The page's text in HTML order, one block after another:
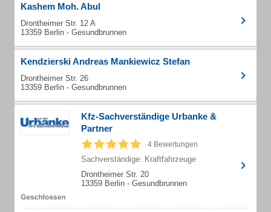
Kashem Moh. Abul
Drontheimer Str. 12 A
13359 Berlin - Gesundbrunnen
Kendzierski Andreas Mankiewicz Stefan
Drontheimer Str. 26
13359 Berlin - Gesundbrunnen
Kfz-Sachverständige Urbanke &
Partner
4 Bewertungen
Sachverständige: Kraftfahrzeuge
Drontheimer Str. 20
13359 Berlin - Gesundbrunnen